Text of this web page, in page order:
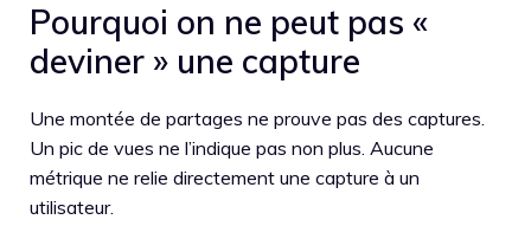
Pourquoi on ne peut pas «
deviner » une capture
Une montée de partages ne prouve pas des captures.
Un pic de vues ne l’indique pas non plus. Aucune
métrique ne relie directement une capture à un
utilisateur.